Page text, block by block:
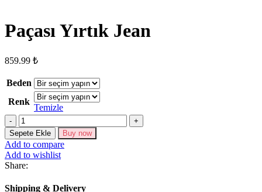
Paçası Yırtık Jean
859.99 ₺
Beden
Renk
Temizle
Paçası
Yırtık
Jean
adet
Sepete Ekle Buy now
Add to compare
Add to wishlist
Share:
Shipping & Delivery